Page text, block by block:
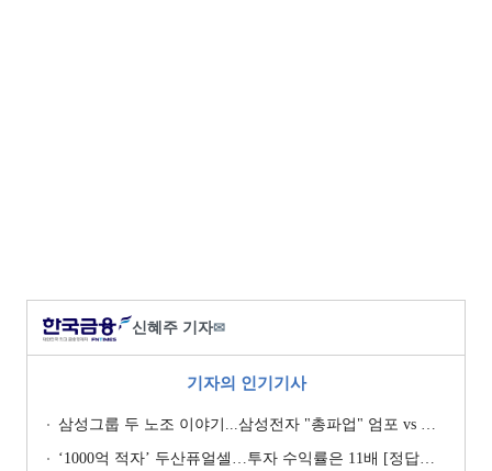
신혜주 기자✉
기자의 인기기사
삼성그룹 두 노조 이야기...삼성전자 "총파업" 엄포 vs 삼성重 '노사 원팀' 자처
‘1000억 적자’ 두산퓨얼셀…투자 수익률은 11배 [정답은 TSR]